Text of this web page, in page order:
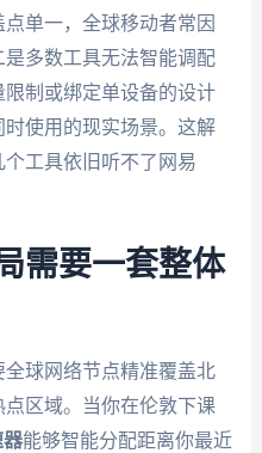
单一，全球移动者常因
多数工具无法智能调配
制或绑定单设备的设计
使用的现实场景。这解
工具依旧听不了网易
需要一套整体
球网络节点精准覆盖北
区域。当你在伦敦下课
能够智能分配距离你最近